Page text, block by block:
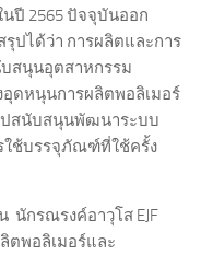
ปี 2565 ปัจจุบันออก
ปได้ว่า การผลิตและการ
สนุนอุตสาหกรรม
ดหนุนการผลิตพอลิเมอร์
ปสนับสนุนพัฒนาระบบ
ใช้บรรจุภัณฑ์ที่ใช้ครั้ง
นักรณรงค์อาวุโส EJF
ตพอลิเมอร์และ